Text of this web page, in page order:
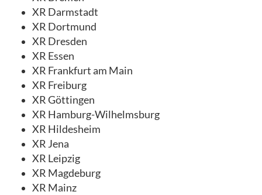
XR Darmstadt
XR Dortmund
XR Dresden
XR Essen
XR Frankfurt am Main
XR Freiburg
XR Göttingen
XR Hamburg-Wilhelmsburg
XR Hildesheim
XR Jena
XR Leipzig
XR Magdeburg
XR Mainz